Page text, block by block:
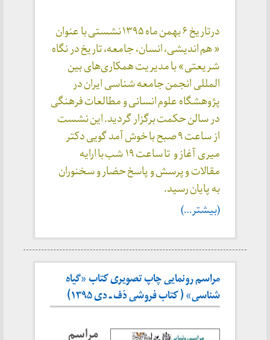
درتاریخ ۶ بهمن ماه ۱۳۹۵ نشستی با عنوان
« هم اندیشی، انسان، جامعه، تاریخ در نگاه
شریعتی» با مدیریت همکاری‌های بین
المللی انجمن جامعه شناسی ایران در
پژوهشگاه علوم انسانی و مطالعات فرهنگی
در سالن حکمت برگزار گردید. این نشست
از ساعت ۹ صبح با خوش آمد گویی دکتر
میری آغاز و تا ساعت ۱۹ شب با ارایه
مقالات و پرسش و پاسخ حضار و سخنوران
به پایان رسید.
(بیشتر…)
مراسم رونمایی چاپ تصویری کتاب «گیاه
شناسی» ( کتاب فروشی دَف ـ دی ۱۳۹۵)
مراسم